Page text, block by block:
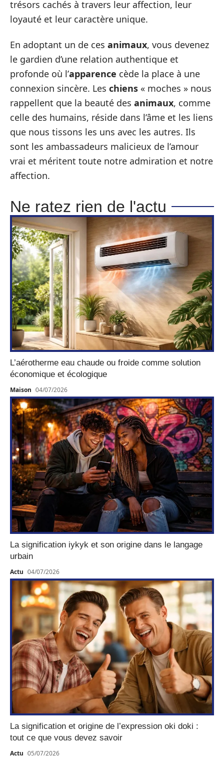
trésors cachés à travers leur affection, leur
loyauté et leur caractère unique.
En adoptant un de ces animaux, vous devenez
le gardien d’une relation authentique et
profonde où l’apparence cède la place à une
connexion sincère. Les chiens « moches » nous
rappellent que la beauté des animaux, comme
celle des humains, réside dans l’âme et les liens
que nous tissons les uns avec les autres. Ils
sont les ambassadeurs malicieux de l’amour
vrai et méritent toute notre admiration et notre
affection.
Ne ratez rien de l'actu
L’aérotherme eau chaude ou froide comme solution
économique et écologique
Maison 04/07/2026
La signification iykyk et son origine dans le langage
urbain
Actu 04/07/2026
La signification et origine de l’expression oki doki :
tout ce que vous devez savoir
Actu 05/07/2026